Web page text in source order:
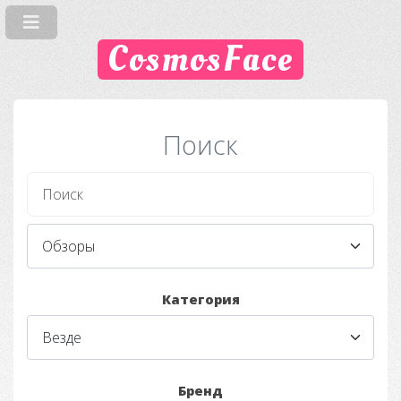
CosmosFace
Поиск
Категория
Бренд